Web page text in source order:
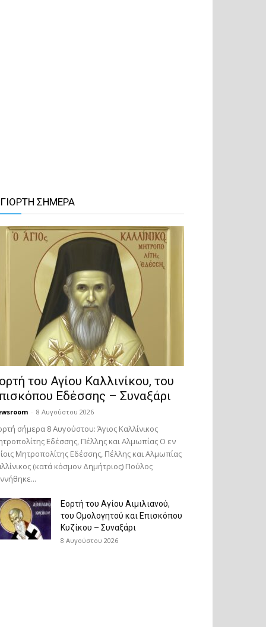
ΣΗΜΕΡΑ
του Αγίου Καλλινίκου, του
Εδέσσης – Συναξάρι
- 8 Αυγούστου 2026
σήμερα 8 Αυγούστου: Άγιος Καλλίνικος
Εδέσσης, Πέλλης και Αλμωπίας Ο εν
Μητροπολίτης Εδέσσης, Πέλλης και Αλμωπίας
(κατά κόσμον Δημήτριος) Πούλος
Εορτή του Αγίου Αιμιλιανού,
του Ομολογητού και Επισκόπου
Κυζίκου – Συναξάρι
8 Αυγούστου 2026